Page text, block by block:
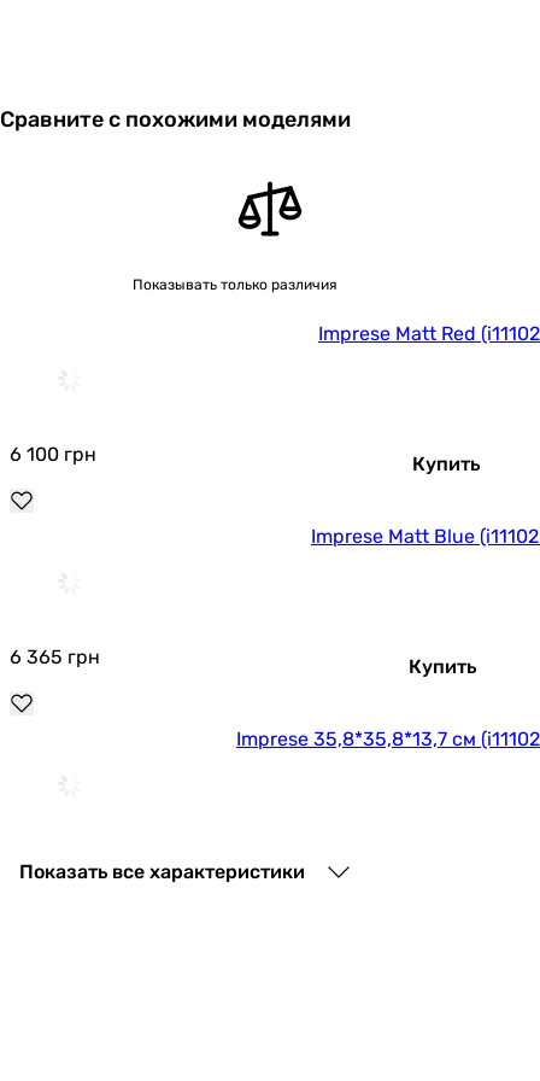
Сравните с похожими моделями
Показывать только различия
Imprese Matt Red
6 100 грн Купить
Imprese Matt Blue
6 365 грн Купить
Imprese 35,8*35,8*13,7 см
6 890
Показать все характеристики